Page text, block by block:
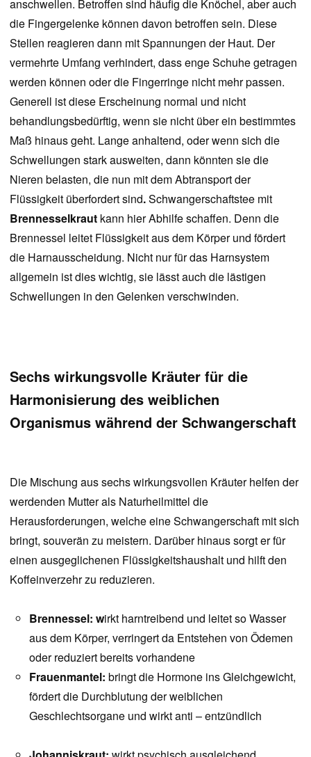
anschwellen. Betroffen sind häufig die Knöchel, aber auch
die Fingergelenke können davon betroffen sein. Diese
Stellen reagieren dann mit Spannungen der Haut. Der
vermehrte Umfang verhindert, dass enge Schuhe getragen
werden können oder die Fingerringe nicht mehr passen.
Generell ist diese Erscheinung normal und nicht
behandlungsbedürftig, wenn sie nicht über ein bestimmtes
Maß hinaus geht. Lange anhaltend, oder wenn sich die
Schwellungen stark ausweiten, dann könnten sie die
Nieren belasten, die nun mit dem Abtransport der
Flüssigkeit überfordert sind.Schwangerschaftstee mit
Brennesselkraut kann hier Abhilfe schaffen. Denn die
Brennessel leitet Flüssigkeit aus dem Körper und fördert
die Harnausscheidung. Nicht nur für das Harnsystem
allgemein ist dies wichtig, sie lässt auch die lästigen
Schwellungen in den Gelenken verschwinden.
Sechs wirkungsvolle Kräuter für die
Harmonisierung des weiblichen
Organismus während der Schwangerschaft
Die Mischung aus sechs wirkungsvollen Kräuter helfen der
werdenden Mutter als Naturheilmittel die
Herausforderungen, welche eine Schwangerschaft mit sich
bringt, souverän zu meistern. Darüber hinaus sorgt er für
einen ausgeglichenen Flüssigkeitshaushalt und hilft den
Koffeinverzehr zu reduzieren.
Brennessel: wirkt harntreibend und leitet so Wasser
aus dem Körper, verringert da Entstehen von Ödemen
oder reduziert bereits vorhandene
Frauenmantel: bringt die Hormone ins Gleichgewicht,
fördert die Durchblutung der weiblichen
Geschlechtsorgane und wirkt anti – entzündlich